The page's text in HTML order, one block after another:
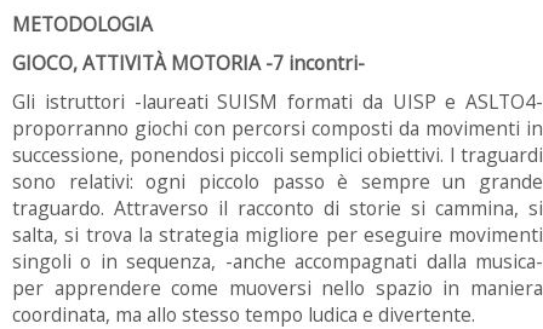
METODOLOGIA
GIOCO, ATTIVITÀ MOTORIA -7 incontri-
Gli istruttori -laureati SUISM formati da UISP e ASLTO4-
proporranno giochi con percorsi composti da movimenti in
successione, ponendosi piccoli semplici obiettivi. I traguardi
sono relativi: ogni piccolo passo è sempre un grande
traguardo. Attraverso il racconto di storie si cammina, si
salta, si trova la strategia migliore per eseguire movimenti
singoli o in sequenza, -anche accompagnati dalla musica-
per apprendere come muoversi nello spazio in maniera
coordinata, ma allo stesso tempo ludica e divertente.